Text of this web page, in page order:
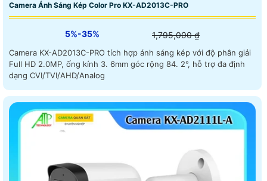
Camera Ánh Sáng Kép Color Pro KX-AD2013C-PRO
5%-35% 1,795,000 ₫
Camera KX-AD2013C-PRO tích hợp ánh sáng kép với độ phân giải
Full HD 2.0MP, ống kính 3. 6mm góc rộng 84. 2°, hỗ trợ đa định
dạng CVI/TVI/AHD/Analog